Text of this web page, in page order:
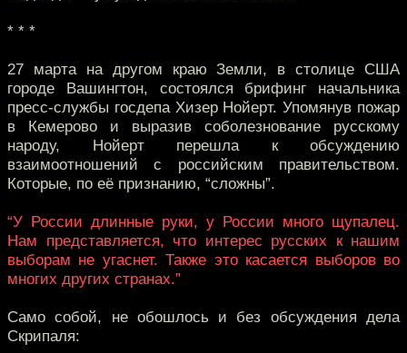
* * *
27 марта на другом краю Земли, в столице США
городе Вашингтон, состоялся брифинг начальника
пресс-службы госдепа Хизер Нойерт. Упомянув пожар
в Кемерово и выразив соболезнование русскому
народу, Нойерт перешла к обсуждению
взаимоотношений с российским правительством.
Которые, по её признанию, “сложны”.
“У России длинные руки, у России много щупалец.
Нам представляется, что интерес русских к нашим
выборам не угаснет. Также это касается выборов во
многих других странах.”
Само собой, не обошлось и без обсуждения дела
Скрипаля: